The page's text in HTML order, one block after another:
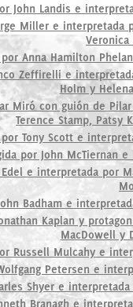
John Landis e
Miller e interpretada
Anna Hamilton
Zeffirelli e
Holm y
Miró con guión de
Terence Stamp, Patsy
Tony Scott e
por John McTiernan
e interpretada por
Badham e
Kaplan y
MacDowell y
Russell Mulcahy e
Petersen e
Shyer e
Branagh e